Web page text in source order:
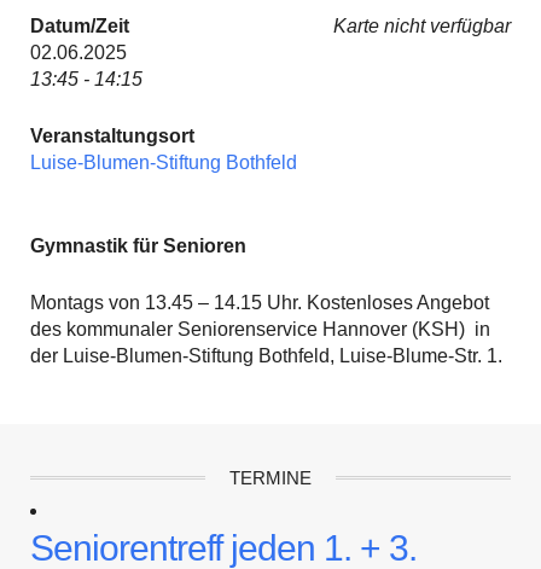
Karte nicht verfügbar
Datum/Zeit
02.06.2025
13:45 - 14:15
Veranstaltungsort
Luise-Blumen-Stiftung Bothfeld
Gymnastik für Senioren
Montags von 13.45 – 14.15 Uhr. Kostenloses Angebot
des kommunaler Seniorenservice Hannover (KSH) in
der Luise-Blumen-Stiftung Bothfeld, Luise-Blume-Str. 1.
TERMINE
Seniorentreff jeden 1. + 3.